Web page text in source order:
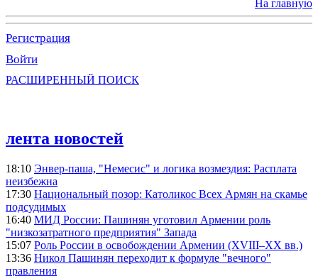
На главную
Регистрация
Войти
РАСШИРЕННЫЙ ПОИСК
лента новостей
18:10 Энвер-паша, "Немесис" и логика возмездия: Расплата
неизбежна
17:30 Национальный позор: Католикос Всех Армян на скамье
подсудимых
16:40 МИД России: Пашинян уготовил Армении роль
"низкозатратного предприятия" Запада
15:07 Роль России в освобождении Армении (XVIII–XX вв.)
13:36 Никол Пашинян переходит к формуле "вечного"
правления